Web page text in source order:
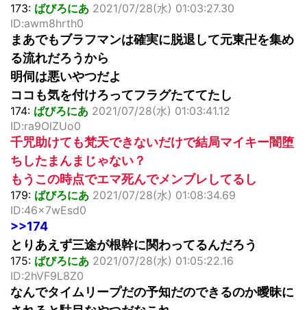
173: ばびろにあ 2021/07/28(水) 01:03:27.30
ID:awm8hrth0
まあでもブラフマンは確実に脱退して元東卍を集め
る流れだろうから
明伺は悪いやつだよ
ココも気を付けろってフラグたててたし
174: ばびろにあ 2021/07/28(水) 01:03:41.12
ID:ra9OlZUo0
千咒助けても梵天できないだけで結局マイキー闇堕
ちしたまんまじゃない？
もうこの時点でエマ死んでメンブレしてるし
179: ばびろにあ 2021/07/28(水) 01:08:34.69
ID:46x7wEsd0
>>174
とりあえず三途が根幹に関わってるんだろう
175: ばびろにあ 2021/07/28(水) 01:05:22.16
ID:2hVF9L8Z0
なんでタイムリープだの予知だのできるのか曖昧に